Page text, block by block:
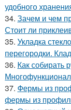
удобного
34. Зачем и чем
Стоит ли
35. Укладка
перегородки.
36. Как собирать
37. Фермы из
фермы из